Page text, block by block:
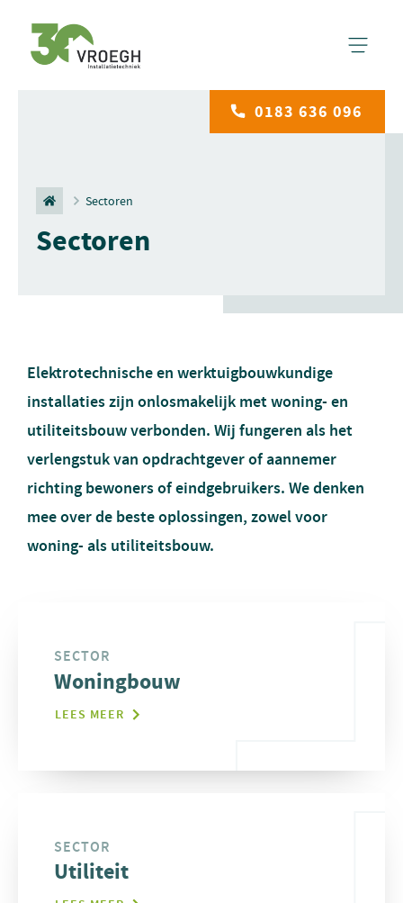
0183 636 096
Sectoren
Sectoren
Elektrotechnische en werktuigbouwkundige
installaties zijn onlosmakelijk met woning- en
utiliteitsbouw verbonden. Wij fungeren als het
verlengstuk van opdrachtgever of aannemer
richting bewoners of eindgebruikers. We denken
mee over de beste oplossingen, zowel voor
woning- als utiliteitsbouw.
SECTOR
Woningbouw
LEES MEER
SECTOR
Utiliteit